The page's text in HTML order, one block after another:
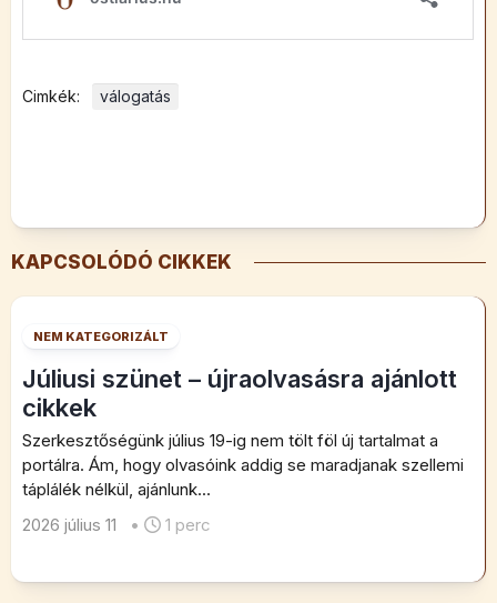
Cimkék: válogatás
KAPCSOLÓDÓ CIKKEK
NEM KATEGORIZÁLT
Júliusi szünet – újraolvasásra ajánlott
cikkek
Szerkesztőségünk július 19-ig nem tölt föl új tartalmat a
portálra. Ám, hogy olvasóink addig se maradjanak szellemi
táplálék nélkül, ajánlunk...
2026 július 11
• 1 perc